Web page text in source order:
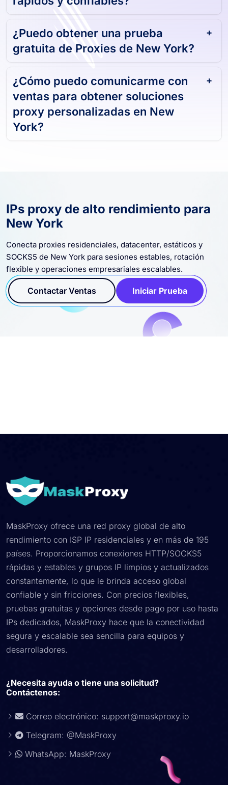
¿Puedo obtener una prueba
gratuita de Proxies de New York?
¿Cómo puedo comunicarme con
ventas para obtener soluciones
proxy personalizadas en New
York?
IPs proxy de alto rendimiento para
New York
Conecta proxies residenciales, datacenter, estáticos y
SOCKS5 de New York para sesiones estables, rotación
flexible y operaciones empresariales escalables.
Contactar Ventas Iniciar Prueba
MaskProxy ofrece una red proxy global de alto
rendimiento con ISP IP residenciales y en más de 195
países. Proporcionamos conexiones HTTP/SOCKS5
rápidas y estables y grupos IP limpios y actualizados
constantemente, lo que le brinda acceso global
confiable y sin fricciones. Con precios flexibles,
pruebas gratuitas y opciones desde pago por uso hasta
IPs dedicados, MaskProxy hace que la conectividad
segura y escalable sea sencilla para equipos y
desarrolladores.
¿Necesita ayuda o tiene una solicitud?
Contáctenos:
Correo electrónico: support@maskproxy.io
Telegram: @MaskProxy
WhatsApp: MaskProxy